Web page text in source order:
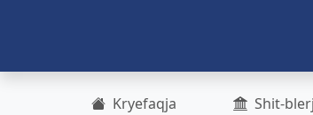
Kryefaqja Shit-